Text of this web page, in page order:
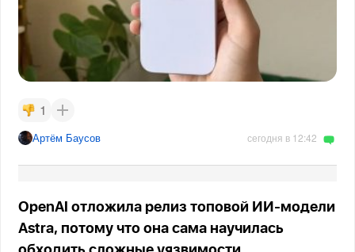
1
Артём Баусов сегодня в 12:42
OpenAI отложила релиз топовой ИИ-модели
Astra, потому что она сама научилась